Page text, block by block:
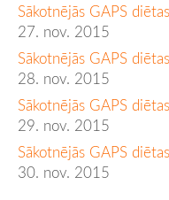
Sākotnējās GAPS
27. nov. 2015
Sākotnējās GAPS
28. nov. 2015
Sākotnējās GAPS
29. nov. 2015
Sākotnējās GAPS
30. nov. 2015